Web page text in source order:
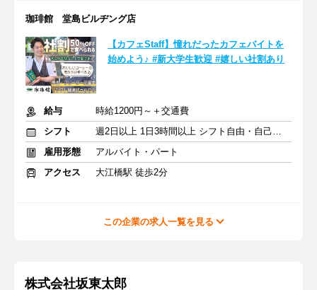
珈琲館 堂島ビルヂング店
【カフェStaff】憧れだったカフェバイトを
始めよう♪ #新大学生歓迎 #嬉しい社割あり
給与
時給1200円～＋交通費
シフト
週2日以上 1日3時間以上 シフト自由・自己申告
雇用形態
アルバイト・パート
アクセス
大江橋駅 徒歩2分
この企業の求人一覧を見る
株式会社坂東太郎